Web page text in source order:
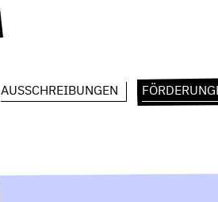
AUSSCHREIBUNGEN